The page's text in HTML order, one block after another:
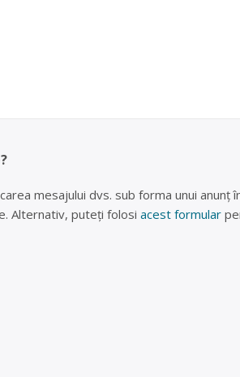
mesajului dvs. sub forma unui
Alternativ, puteți folosi acest formular